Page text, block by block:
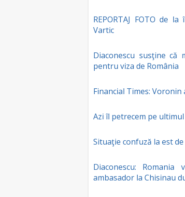
REPORTAJ FOTO de
Vartic
Diaconescu susţine
pentru viza de România
Financial Times:
Azi îl petrecem pe
Situaţie confuză la est
Diaconescu:
ambasador la Chisinau